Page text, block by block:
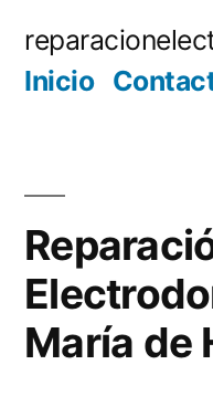
Inicio
María de